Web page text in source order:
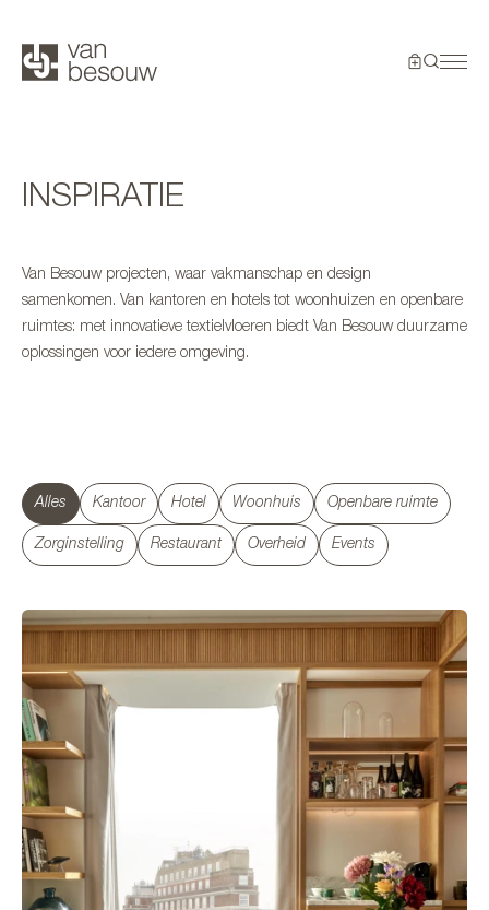
INSPIRATIE
Van Besouw projecten, waar vakmanschap en design
samenkomen. Van kantoren en hotels tot woonhuizen en openbare
ruimtes: met innovatieve textielvloeren biedt Van Besouw duurzame
oplossingen voor iedere omgeving.
Alles Kantoor Hotel Woonhuis Openbare ruimte
Zorginstelling Restaurant Overheid Events